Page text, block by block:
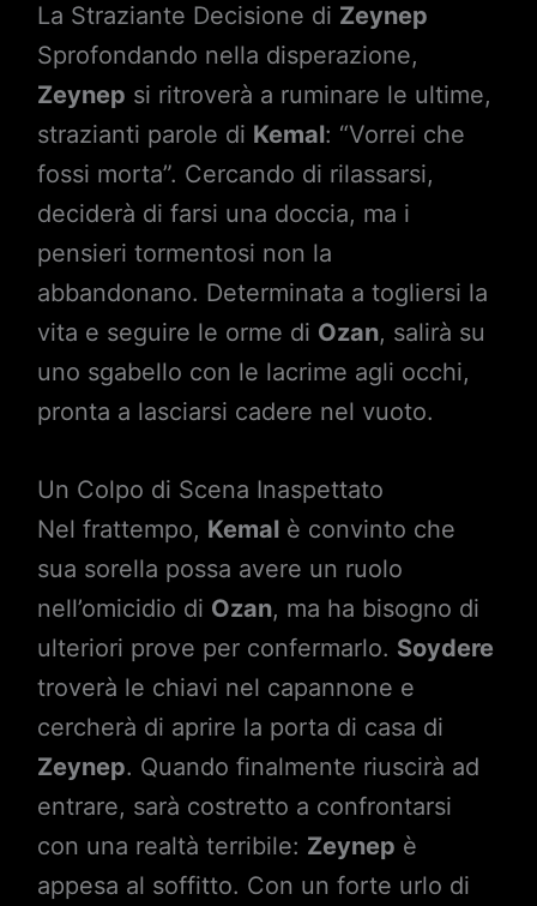
La Straziante Decisione di Zeynep
Sprofondando nella disperazione,
Zeynep si ritroverà a ruminare le ultime,
strazianti parole di Kemal: “Vorrei che
fossi morta”. Cercando di rilassarsi,
deciderà di farsi una doccia, ma i
pensieri tormentosi non la
abbandonano. Determinata a togliersi la
vita e seguire le orme di Ozan, salirà su
uno sgabello con le lacrime agli occhi,
pronta a lasciarsi cadere nel vuoto.
Un Colpo di Scena Inaspettato
Nel frattempo, Kemalè convinto che
sua sorella possa avere un ruolo
nell’omicidio di Ozan, ma ha bisogno di
ulteriori prove per confermarlo. Soydere
troverà le chiavi nel capannone e
cercherà di aprire la porta di casa di
Zeynep. Quando finalmente riuscirà ad
entrare, sarà costretto a confrontarsi
con una realtà terribile: Zeynep è
appesa al soffitto. Con un forte urlo di